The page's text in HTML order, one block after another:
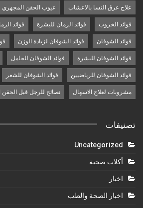
علاج عرق النسا بالاعشاب عيوب الحقن المجهري
فوائد الخروب فوائد الرمان للبشرة فوائد
فوائد الشوفان فوائد الشوفان لزيادة الوزن
فوائد الشوفان للبشرة فوائد الشوفان للحامل
فوائد الشوفان للرياضيين فوائد الشوفان للشعر
مشروبات لعلاج الاسهال نصائح للرجل قبل
تصنيفات
Uncategorized
أكلات صحية
اخبار
اخبار الصحة والطب